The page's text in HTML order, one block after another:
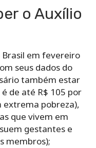
o Auxílio
Brasil em fevereiro
seus dados do
também estar
de até R$ 105 por
extrema pobreza),
que vivem em
gestantes e
membros);